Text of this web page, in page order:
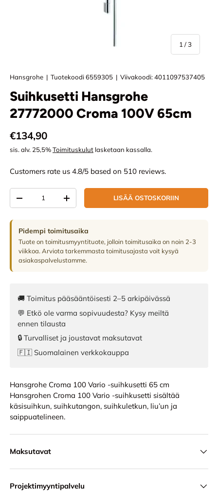
1 / /3
Hansgrohe | Tuotekoodi6559305 | Viivakoodi:4011097537405
Suihkusetti Hansgrohe
27772000 Croma 100V 65cm
Normaali hinta
€134,90
sis. alv. 25,5%Toimituskulut lasketaan kassalla.
Customers rate us 4.8/5 based on 510 reviews.
VÄHENNÄ MÄÄRÄÄLISÄÄ MÄÄRÄÄLISÄÄ OSTOSKORIIN
Pidempi toimitusaika
Tuote on toimitusmyyntituote, jolloin toimitusaika on noin 2-3
viikkoa. Arviota tarkemmasta toimitusajasta voit kysyä
asiakaspalvelustamme.
🚚 Toimitus pääsääntöisesti 2–5 arkipäivässä
💬 Etkö ole varma sopivuudesta? Kysy meiltä
ennen tilausta
🔒 Turvalliset ja joustavat maksutavat
🇫🇮 Suomalainen verkkokauppa
Hansgrohe Croma 100 Vario -suihkusetti 65 cm
Hansgrohen Croma 100 Vario -suihkusetti sisältää
käsisuihkun, suihkutangon, suihkuletkun, liu’un ja
saippuatelineen.
Maksutavat
Projektimyyntipalvelu